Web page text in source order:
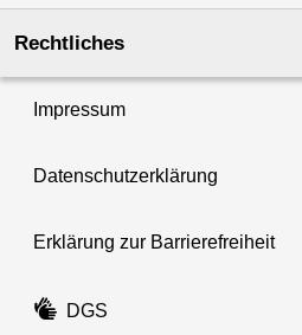
Rechtliches
Impressum
Datenschutzerklärung
Erklärung zur Barrierefreiheit
DGS